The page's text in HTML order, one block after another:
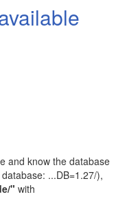
and know the database
...DB=1.27/),
" with